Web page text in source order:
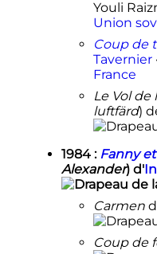
Youli
Union
Coup de
Tavernier
France
Le Vol de
luftfärd)
1984 : Fanny
Alexander) d'
Carmen
Coup de